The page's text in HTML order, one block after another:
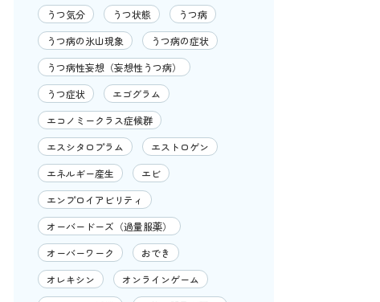
うつ気分
うつ状態
うつ病
うつ病の氷山現象
うつ病の症状
うつ病性妄想（妄想性うつ病）
うつ症状
エゴグラム
エコノミークラス症候群
エスシタロプラム
エストロゲン
エネルギー産生
エビ
エンプロイアビリティ
オーバードーズ（過量服薬）
オーバーワーク
おでき
オレキシン
オンラインゲーム